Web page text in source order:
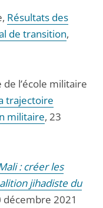
Résultats des
de transition,
l’école militaire
trajectoire
militaire, 23
: créer les
jihadiste du
décembre 2021